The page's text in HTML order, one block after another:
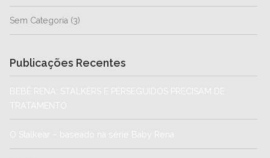
Sem Categoria (3)
Publicações Recentes
BEBÊ RENA: STALKERS E PERSEGUIDOS PRECISAM DE
TRATAMENTO
O Stalkear – baseado na série Baby Rena